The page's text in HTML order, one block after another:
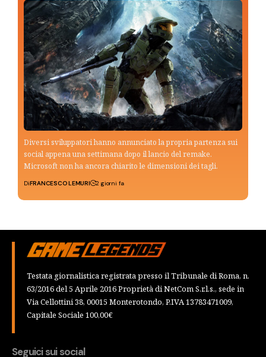
Diversi sviluppatori hanno annunciato la propria partenza sui
social appena una settimana dopo il lancio del remake.
Microsoft non ha ancora chiarito le dimensioni dei tagli.
DiFRANCESCO LEMURI 2 giorni fa
Testata giornalistica registrata presso il Tribunale di Roma, n.
63/2016 del 5 Aprile 2016 Proprietà di NetCom S.r.l.s., sede in
Via Cellottini 38, 00015 Monterotondo, P.IVA 13783471009,
Capitale Sociale 100,00€
Seguici sui social